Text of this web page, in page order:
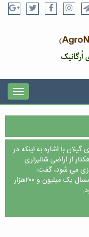
با اشاره به اینکه در
۱۵ هزار هکتار از اراضی شالیزاری
می شود، گفت:
پیش‌بینی شده که امسال یک میلیون و ۲۰۰هزار